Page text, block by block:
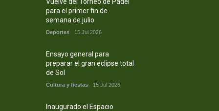
para el primer fin de
semana de julio
Deportes 15 Jul 2026
Ensayo general para
preparar el gran eclipse total
de Sol
Cultura y fiestas 15 Jul 2026
Inaugurado el Espacio